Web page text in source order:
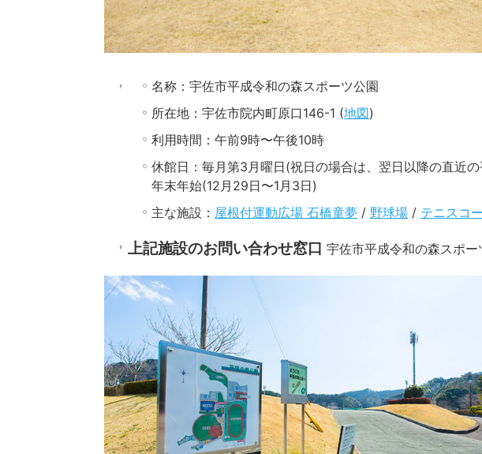
名称：宇佐市平成令和の森スポーツ公園
所在地：宇佐市院内町原口146-1 (地図)
利用時間：午前9時〜午後10時
休館日：毎月第3月曜日(祝日の場合は、翌日以降の直近
年末年始(12月29日〜1月3日)
主な施設： 屋根付運動広場 石橋童夢 / 野球場 / テニスコ
上記施設のお問い合わせ窓口 宇佐市平成令和の森スポー